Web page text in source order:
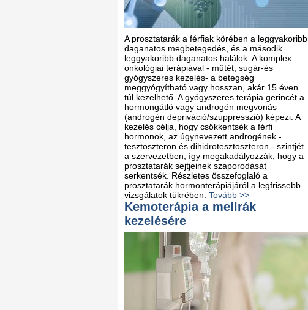
A prosztatarák a férfiak körében a leggyakoribb
daganatos megbetegedés, és a második
leggyakoribb daganatos halálok. A komplex
onkológiai terápiával - műtét, sugár-és
gyógyszeres kezelés- a betegség
meggyógyítható vagy hosszan, akár 15 éven
túl kezelhető. A gyógyszeres terápia gerincét a
hormongátló vagy androgén megvonás
(androgén depriváció/szuppresszió) képezi. A
kezelés célja, hogy csökkentsék a férfi
hormonok, az úgynevezett androgének -
tesztoszteron és dihidrotesztoszteron - szintjét
a szervezetben, így megakadályozzák, hogy a
prosztatarák sejtjeinek szaporodását
serkentsék. Részletes összefoglaló a
prosztatarák hormonterápiájáról a legfrissebb
vizsgálatok tükrében. Tovább >>
Kemoterápia a mellrák
kezelésére